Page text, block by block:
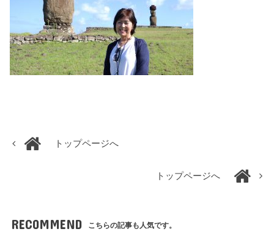
トップページへ
トップページへ
RECOMMEND こちらの記事も人気です。